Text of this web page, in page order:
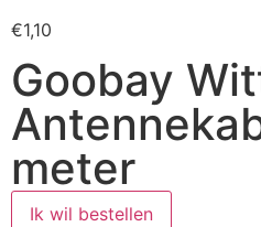
€1,10
Goobay
meter
Ik wil bestellen